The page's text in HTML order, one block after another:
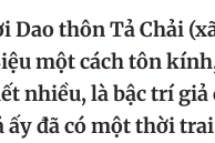
thôn Tả Chải
một cách tôn
nhiều, là bậc trí giả
ấy đã có một thời